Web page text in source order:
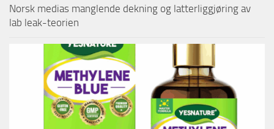
Norsk medias manglende dekning og latterliggjøring av
lab leak-teorien